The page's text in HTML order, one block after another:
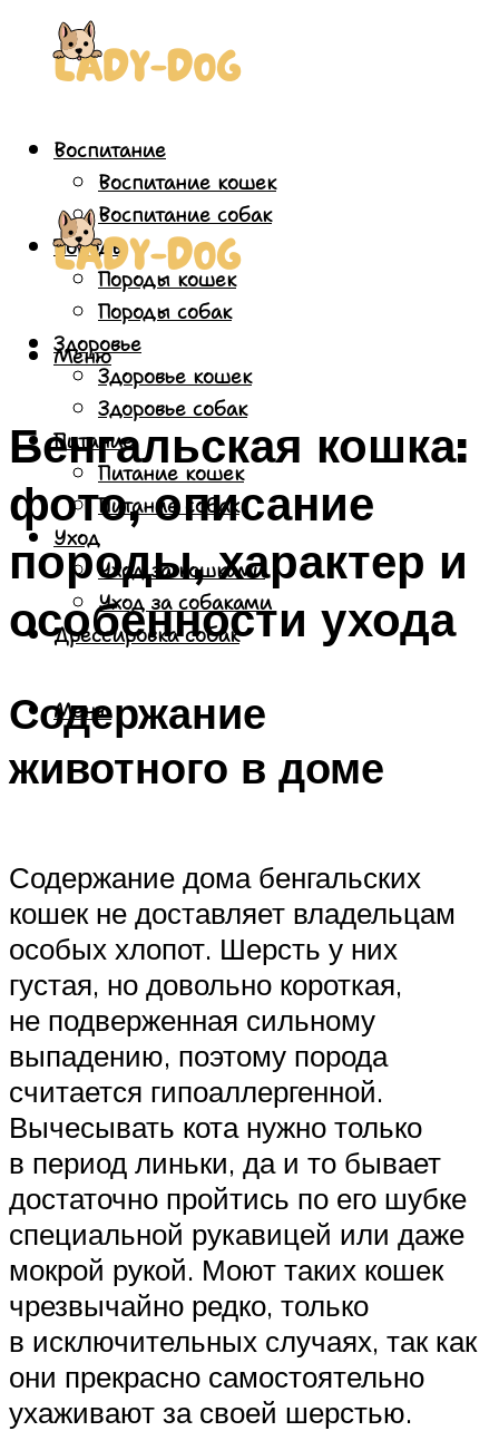
Воспитание
Воспитание кошек
Воспитание собак
Породы
Породы кошек
Породы собак
Здоровье
Здоровье кошек
Здоровье собак
Питание
Питание кошек
Питание собак
Уход
Уход за кошками
Уход за собаками
Дрессировка собак
Меню
Меню
Бенгальская кошка:
фото, описание
породы, характер и
особенности ухода
Содержание
животного в доме
Содержание дома бенгальских
кошек не доставляет владельцам
особых хлопот. Шерсть у них
густая, но довольно короткая,
не подверженная сильному
выпадению, поэтому порода
считается гипоаллергенной.
Вычесывать кота нужно только
в период линьки, да и то бывает
достаточно пройтись по его шубке
специальной рукавицей или даже
мокрой рукой. Моют таких кошек
чрезвычайно редко, только
в исключительных случаях, так как
они прекрасно самостоятельно
ухаживают за своей шерстью.